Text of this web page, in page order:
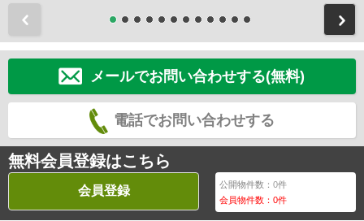
メールでお問い合わせする(無料)
電話でお問い合わせする
無料会員登録はこちら
会員登録 公開物件数：0件
会員物件数：0件